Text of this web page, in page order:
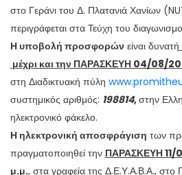
στο Γεράνι του Δ. Πλατανιά Χανίων (
περιγράφεται στα Τεύχη του
Ηυποβολή προσφορών είναι δυνατή
μέχρι και την ΠΑΡΑΣΚΕΥΗ 04/08/
στη Διαδικτυακή πύλη
συστημικός αριθμός: 198814,στην
ηλεκτρονικό φάκελο.
Η ηλεκτρονική αποσφράγιση των
πραγματοποιηθεί την ΠΑΡΑΣΚΕΥΗ 11/
μ.μ., στα γραφεία της Δ.Ε.Υ.Α.Β.Α., στο